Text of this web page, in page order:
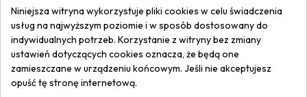
OTRZYMUJINFORMACJEO
NOWOŚCIACH I PROMOCJACH.
Niniejsza witryna wykorzystuje pliki cookies w celu świadczenia
usług na najwyższym poziomie i w sposób dostosowany do
indywidualnych potrzeb. Korzystanie z witryny bez zmiany
ustawień dotyczących cookies oznacza, że będą one
zamieszczane w urządzeniu końcowym. Jeśli nie akceptujesz
opuść tę stronę internetową.